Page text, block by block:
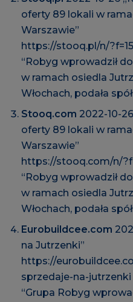
oferty 89 lokali w
Warszawie”
https://stooq.pl/n/
“Robyg wprowadził
w ramach osiedla
Włochach, podała
Stooq.com 2022-10-
oferty 89 lokali w
Warszawie”
https://stooq.com/n/
“Robyg wprowadził
w ramach osiedla
Włochach, podała
Eurobuildcee.com
na Jutrzenki”
https://
sprzedaje-na-jutrzenki
“Grupa Robyg